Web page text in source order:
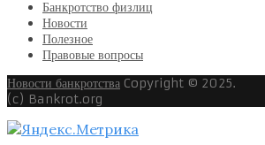
Банкротство физлиц
Новости
Полезное
Правовые вопросы
Новости банкротства Copyright © 2025.
(c) Bankrot.org